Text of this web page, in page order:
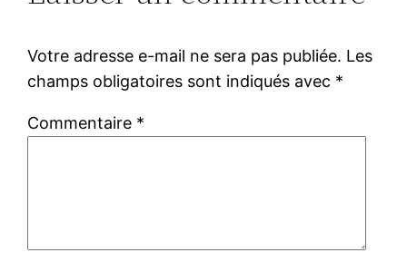
Votre adresse e-mail ne sera pas publiée. Les
champs obligatoires sont indiqués avec *
Commentaire *